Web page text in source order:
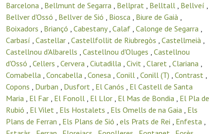
Barcelona , Bellmunt de Segarra , Bellprat , Belltall , Bellveí ,
Bellver d'Ossó , Bellver de Sió , Biosca , Biure de Gaià ,
Boixadors , Briançó , Cabestany, Calaf , Calonge de Segarra ,
Carbasí , Castellar , Castellfollit de Riubregòs , Castellmeià ,
Castellnou d'Albarells , Castellnou d'Oluges , Castellnou
d'Ossó , Cellers , Cervera , Ciutadilla , Civit , Claret , Clariana ,
Comabella , Concabella , Conesa , Conill , Conill (T) , Contrast ,
Copons , Durban , Dusfort , El Canós , El Castell de Santa
Maria , El Far , El Fonoll , El Llor , El Mas de Bondia , El Pla de
Rubió , El Vilet , Els Hostalets , Els Omells de na Gaia , Els
Plans de Ferran , Els Plans de Sió , els Prats de Rei , Enfesta ,